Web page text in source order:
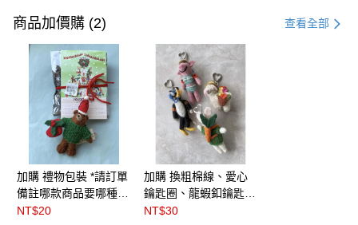
信用卡一次付款
信用卡分期付款
3 期 0 利率 每期
合作金庫商業銀行
第一商業銀行
華南商業銀行
彰化商業銀行
上海商業儲蓄銀行
台北富邦商業銀行
國泰世華商業銀行
兆豐國際商業銀行
臺灣中小企業銀行
台中商業銀行
匯豐（台灣）商業銀行
華泰商業銀行
聯邦商業銀行
遠東國際商業銀行
元大商業銀行
6 期 0 利率 每期 NT$155
合作金庫商業銀行
第一商業銀行
華南商業銀行
彰化商業銀行
上海商業儲蓄銀行
台北富邦商業銀行
國泰世華商業銀行
兆豐國際商業銀行
臺灣中小企業銀行
台中商業銀行
匯豐（台灣）商業銀行
LINE Pay
Apple Pay
悠遊付
Google Pay
商品加價購 (2) 查看全部
加購 禮物包裝 *請訂單
備註哪款商品要哪種包
裝* 🇬🇧英國Felt so
NT$20
加購 換粗棉線、愛心
鑰匙圈、龍蝦釦鑰匙圈
( 三款可選) ＊請在訂
NT$30